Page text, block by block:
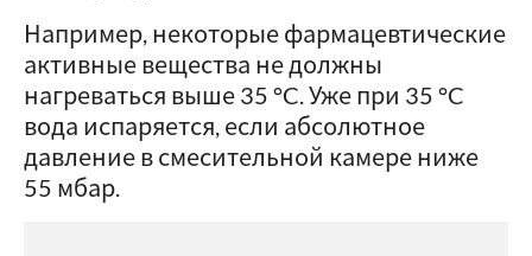
Например, некоторые фармацевтические
активные вещества не должны
нагреваться выше 35 °C. Уже при 35 °C
вода испаряется, если абсолютное
давление в смесительной камере ниже
55 мбар.